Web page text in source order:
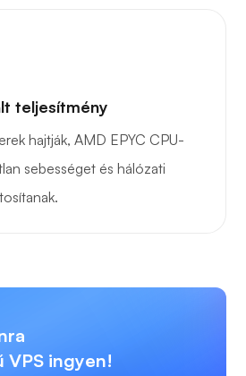
teljesítmény
hajtják, AMD EPYC CPU-
sebességet és hálózati
VPS ingyen!